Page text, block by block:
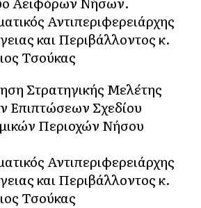
Αντιπεριφερειάρχης
και Περιβάλλοντος κ.
Τσούκας
Στρατηγικής Μελέτης
Επιπτώσεων Σχεδίου
Περιοχών Νήσου
Αντιπεριφερειάρχης
και Περιβάλλοντος κ.
Τσούκας